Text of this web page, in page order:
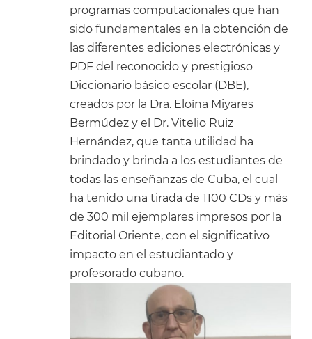
programas computacionales que han
sido fundamentales en la obtención de
las diferentes ediciones electrónicas y
PDF del reconocido y prestigioso
Diccionario básico escolar (DBE),
creados por la Dra. Eloína Miyares
Bermúdez y el Dr. Vitelio Ruiz
Hernández, que tanta utilidad ha
brindado y brinda a los estudiantes de
todas las enseñanzas de Cuba, el cual
ha tenido una tirada de 1100 CDs y más
de 300 mil ejemplares impresos por la
Editorial Oriente, con el significativo
impacto en el estudiantado y
profesorado cubano.